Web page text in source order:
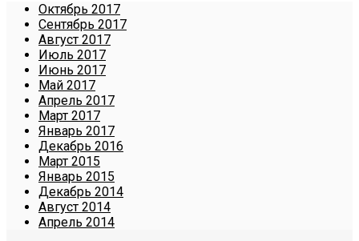
Октябрь 2017
Сентябрь 2017
Август 2017
Июль 2017
Июнь 2017
Май 2017
Апрель 2017
Март 2017
Январь 2017
Декабрь 2016
Март 2015
Январь 2015
Декабрь 2014
Август 2014
Апрель 2014